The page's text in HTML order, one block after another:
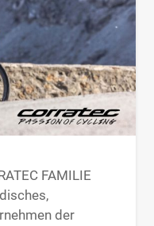
FAMILIE
der